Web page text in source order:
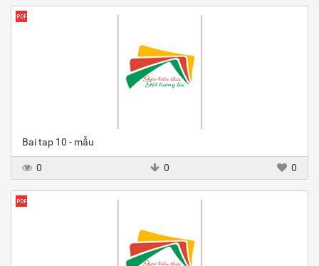
Bai tap 10 - mẫu
0 0 0